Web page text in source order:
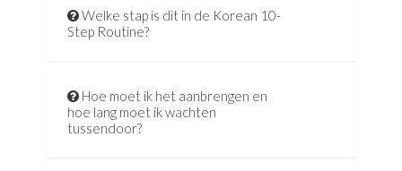
Welke stap is dit in de Korean 10-
Step Routine?
Hoe moet ik het aanbrengen en
hoe lang moet ik wachten
tussendoor?